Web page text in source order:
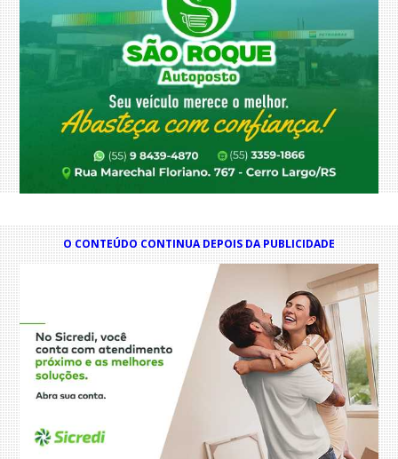
O CONTEÚDO CONTINUA DEPOIS DA PUBLICIDADE